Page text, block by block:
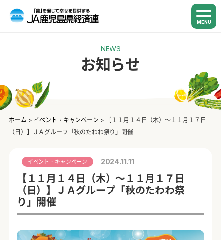
MENU
NEWS
お知らせ
ホーム > イベント・キャンペーン >
【１１月１４日（木）～１１月１７日
（日）】ＪＡグループ「秋のたわわ祭り」開催
イベント・キャンペーン 2024.11.11
【１１月１４日（木）～１１月１７日
（日）】ＪＡグループ「秋のたわわ祭
り」開催